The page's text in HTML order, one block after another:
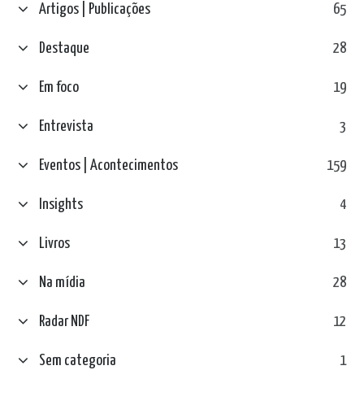
Artigos | Publicações 65
Destaque 28
Em foco 19
Entrevista 3
Eventos | Acontecimentos 159
Insights 4
Livros 13
Na mídia 28
Radar NDF 12
Sem categoria 1